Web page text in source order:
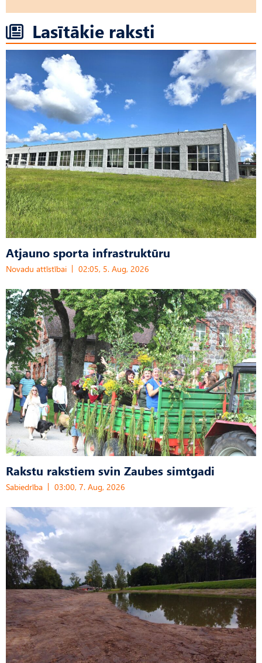
Lasītākie raksti
Atjauno sporta infrastruktūru
Novadu attīstībai 02:05, 5. Aug, 2026
Rakstu rakstiem svin Zaubes simtgadi
Sabiedrība 03:00, 7. Aug, 2026